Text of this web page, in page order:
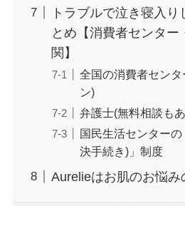
め
い
トラブルで泣き寝入り
とめ【消費者センター
関】
全国の消費者セン
ン)
弁護士(無料相談も
国民生活センター
決手続き)」制度
Aurelieはお肌のお悩み